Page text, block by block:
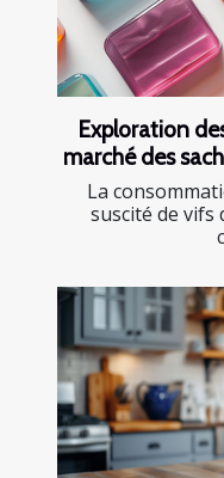
Exploration
marché des
La
suscité de vifs